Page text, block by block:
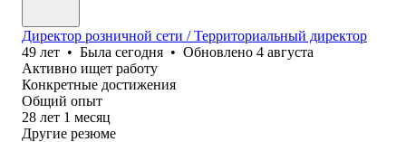
Директор розничной сети / Территориальный директор
49 лет • Была сегодня • Обновлено 4 августа
Активно ищет работу
Конкретные достижения
Общий опыт
28 лет 1 месяц
Другие резюме